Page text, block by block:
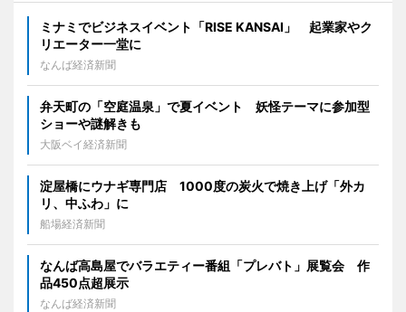
ミナミでビジネスイベント「RISE KANSAI」 起業家やク
リエーター一堂に
なんば経済新聞
弁天町の「空庭温泉」で夏イベント 妖怪テーマに参加型
ショーや謎解きも
大阪ベイ経済新聞
淀屋橋にウナギ専門店 1000度の炭火で焼き上げ「外カ
リ、中ふわ」に
船場経済新聞
なんば高島屋でバラエティー番組「プレバト」展覧会 作
品450点超展示
なんば経済新聞